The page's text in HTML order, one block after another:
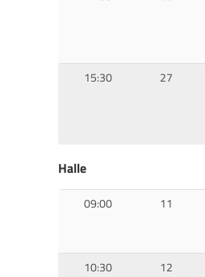
15:30 27
Halle
09:00 11
10:30 12